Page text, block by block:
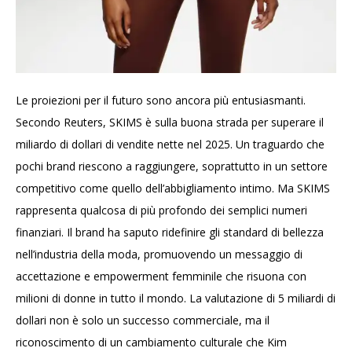
Le proiezioni per il futuro sono ancora più entusiasmanti.
Secondo Reuters, SKIMS è sulla buona strada per superare il
miliardo di dollari di vendite nette nel 2025. Un traguardo che
pochi brand riescono a raggiungere, soprattutto in un settore
competitivo come quello dell’abbigliamento intimo. Ma SKIMS
rappresenta qualcosa di più profondo dei semplici numeri
finanziari. Il brand ha saputo ridefinire gli standard di bellezza
nell’industria della moda, promuovendo un messaggio di
accettazione e empowerment femminile che risuona con
milioni di donne in tutto il mondo. La valutazione di 5 miliardi di
dollari non è solo un successo commerciale, ma il
riconoscimento di un cambiamento culturale che Kim